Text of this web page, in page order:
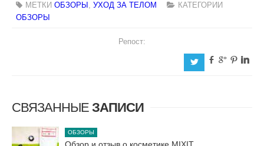
МЕТКИ ОБЗОРЫ , УХОД ЗА ТЕЛОМ
КАТЕГОРИИ
ОБЗОРЫ
Репост:
a b c d j
СВЯЗАННЫЕ ЗАПИСИ
ОБЗОРЫ